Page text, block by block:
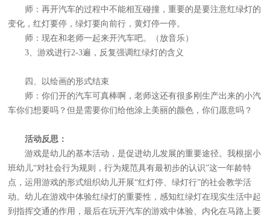
师：再开汽车的过程中不能相互碰撞，重要的是要注意红绿灯的
变化，红灯要停，绿灯要向前行，黄灯停一停。
师：现在和老师一起来开汽车吧。（放音乐）
3、游戏进行2-3遍，反复强调红绿灯的含义
四、以绘画的形式结束
师：你们开的汽车可真棒啊，老师这还有很多刚生产出来的小汽
车你们想要吗？但是需要你们给他涂上美丽的颜色，你们愿意吗？
活动反思：
游戏是幼儿的基本活动，是促进幼儿发展的重要途径。我根据小
班幼儿“对社会行为规则，行为规范具有最初步的认识”这一年龄特
点，运用游戏的形式组织幼儿开展“红灯停、绿灯行”的社会教学活
动。幼儿在游戏中体验红绿灯的重要性，感知红绿灯在现实生活中起
到指挥交通的作用，最后在玩开汽车的游戏中体验、内化在马路上要